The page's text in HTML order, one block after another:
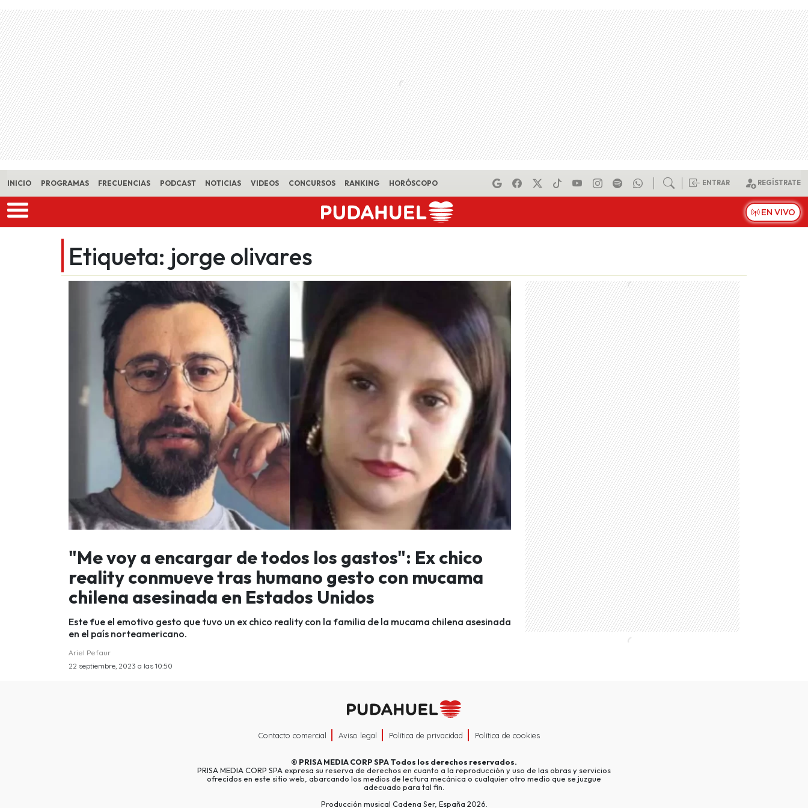
Skip to main content
INICIO PROGRAMAS FRECUENCIAS PODCAST NOTICIAS VIDEOS CONCURSOS RANKING HORÓSCOPO ENTRAR REGÍSTRATE
EN VIVO
Etiqueta: jorge olivares
"Me voy a encargar de todos los gastos": Ex chico
reality conmueve tras humano gesto con mucama
chilena asesinada en Estados Unidos
Este fue el emotivo gesto que tuvo un ex chico reality con la familia de la mucama chilena asesinada
en el país norteamericano.
Ariel Pefaur
22 septiembre, 2023 a las 10:50
Contacto comercial Aviso legal Política de privacidad Política de cookies
© PRISA MEDIA CORP SPATodos los derechos reservados.
PRISA MEDIA CORP SPA expresa su reserva de derechos en cuanto a la reproducción y uso de las obras y servicios
ofrecidos en este sitio web, abarcando los medios de lectura mecánica o cualquier otro medio que se juzgue
adecuado para tal fin.
Producción musical Cadena Ser, España 2026.